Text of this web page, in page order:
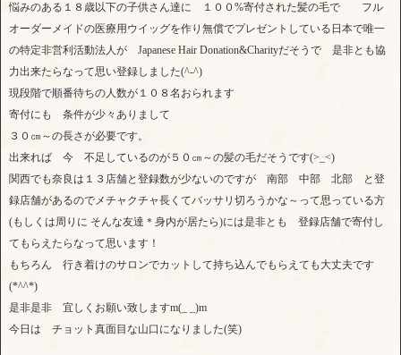
悩みのある１８歳以下の子供さん達に １００%寄付された髪の毛で フル
オーダーメイドの医療用ウイッグを作り無償でプレゼントしている日本で唯一
の特定非営利活動法人が Japanese Hair Donation&Charityだそうで 是非とも協
力出来たらなって思い登録しました(^-^)
現段階で順番待ちの人数が１０８名おられます
寄付にも 条件が少々ありまして
３０㎝～の長さが必要です。
出来れば 今 不足しているのが５０㎝～の髪の毛だそうです(>_<)
関西でも奈良は１３店舗と登録数が少ないのですが 南部 中部 北部 と登
録店舗があるのでメチャクチャ長くてバッサリ切ろうかな～って思っている方
(もしくは周りに そんな友達＊身内が居たら)には是非とも 登録店舗で寄付し
てもらえたらなって思います！
もちろん 行き着けのサロンでカットして持ち込んでもらえても大丈夫です
(*^^*)
是非是非 宜しくお願い致しますm(_ _)m
今日は チョット真面目な山口になりました(笑)